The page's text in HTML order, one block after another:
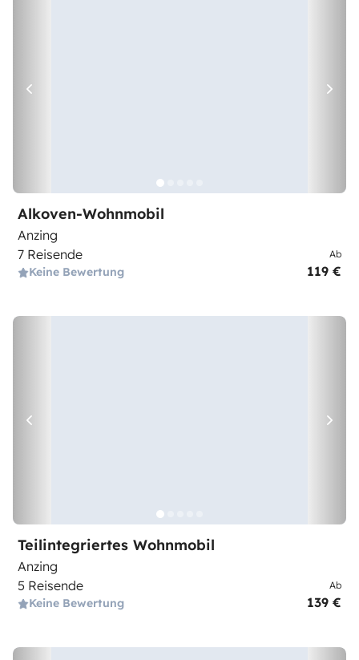
Alkoven-Wohnmobil
Anzing
7 Reisende
Keine Bewertung
Ab
119 €
Teilintegriertes Wohnmobil
Anzing
5 Reisende
Keine Bewertung
Ab
139 €